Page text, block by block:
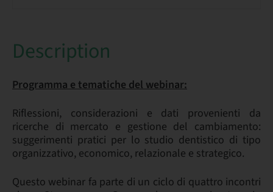
Description
Programma e tematiche del webinar:
Riflessioni, considerazioni e dati provenienti da
ricerche di mercato e gestione del cambiamento:
suggerimenti pratici per lo studio dentistico di tipo
organizzativo, economico, relazionale e strategico.
Questo webinar fa parte di un ciclo di quattro incontri